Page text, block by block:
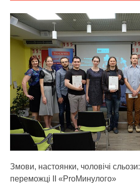
Змови, настоянки, чоловічі
переможці ІІ «ProМинулого»